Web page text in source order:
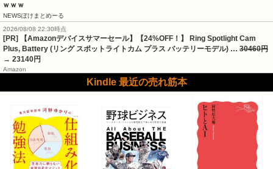
ｗｗｗ
NEWSぽけまとめーる
2026/08/08 22:30時点
[PR] 【Amazonデバイスサマーセール】【24%OFF！】 Ring Spotlight Cam
Plus, Battery (リング スポットライトカム プラス バッテリーモデル) … 30460円
→ 23140円
Amazon
Kindle 最近の売れ筋本